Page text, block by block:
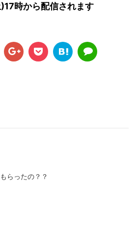
)17時から配信されます
らったの？？